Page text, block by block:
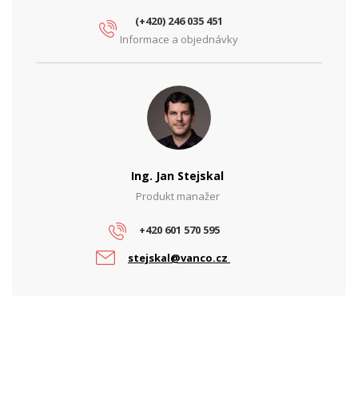
(+420) 246 035 451
Informace a objednávky
Ing. Jan Stejskal
Produkt manažer
+420 601 570 595
stejskal@vanco.cz